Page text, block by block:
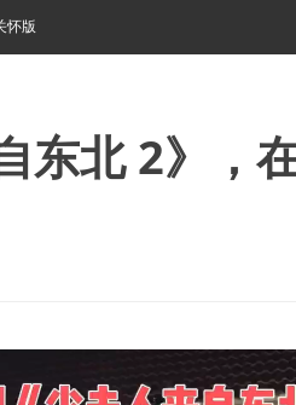
怀版
东北 2》，